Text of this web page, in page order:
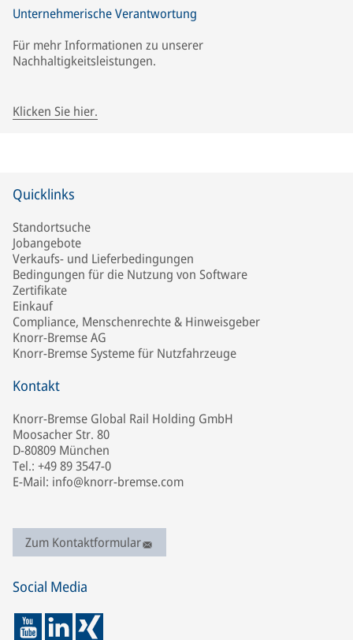
Unternehmerische Verantwortung
Für mehr Informationen zu unserer
Nachhaltigkeitsleistungen.
Klicken Sie hier.
Quicklinks
Standortsuche
Jobangebote
Verkaufs- und Lieferbedingungen
Bedingungen für die Nutzung von Software
Zertifikate
Einkauf
Compliance, Menschenrechte & Hinweisgeber
Knorr-Bremse AG
Knorr-Bremse Systeme für Nutzfahrzeuge
Kontakt
Knorr-Bremse Global Rail Holding GmbH
Moosacher Str. 80
D-80809 München
Tel.: +49 89 3547-0
E-Mail: info@knorr-bremse.com
Zum Kontaktformular
Social Media